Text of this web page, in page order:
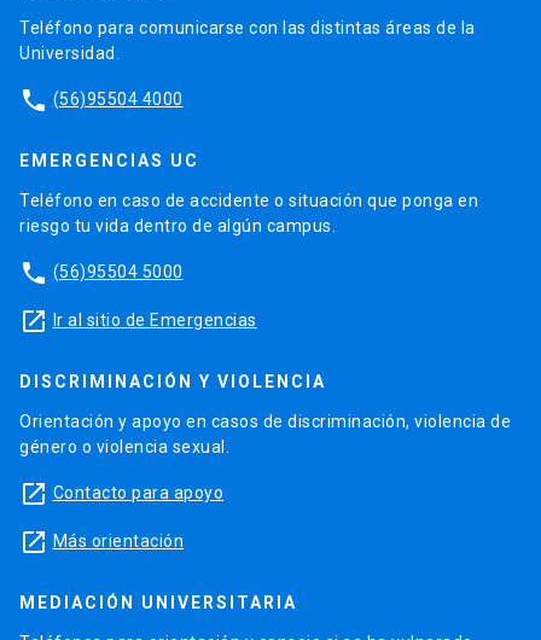
Teléfono para comunicarse con las distintas áreas de la
Universidad.
phone (56)95504 4000
EMERGENCIAS UC
Teléfono en caso de accidente o situación que ponga en
riesgo tu vida dentro de algún campus.
phone (56)95504 5000
launch Ir al sitio de Emergencias
DISCRIMINACIÓN Y VIOLENCIA
Orientación y apoyo en casos de discriminación, violencia de
género o violencia sexual.
launch Contacto para apoyo
launch Más orientación
MEDIACIÓN UNIVERSITARIA